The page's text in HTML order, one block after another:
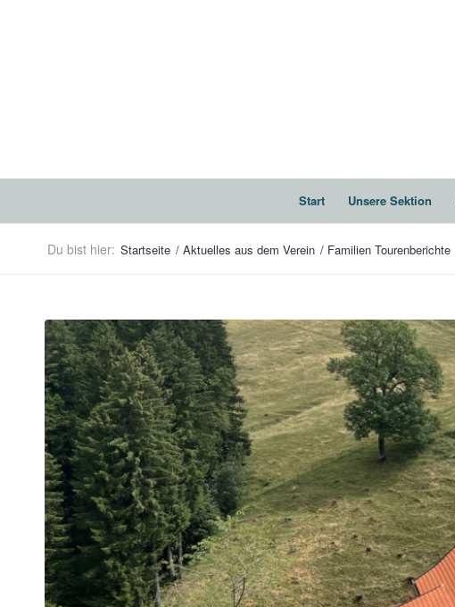
Start Unsere Sektion
Du bist hier: Startseite / Aktuelles aus dem Verein / Familien Tourenberichte